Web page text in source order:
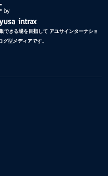
できる場を目指して アユサインターナショ
型メディアです。